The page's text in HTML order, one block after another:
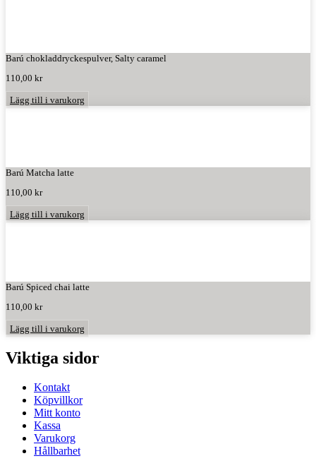
Barú chokladdryckespulver, Salty caramel
110,00 kr
Lägg till i varukorg
Barú Matcha latte
110,00 kr
Lägg till i varukorg
Barú Spiced chai latte
110,00 kr
Lägg till i varukorg
Viktiga sidor
Kontakt
Köpvillkor
Mitt konto
Kassa
Varukorg
Hållbarhet